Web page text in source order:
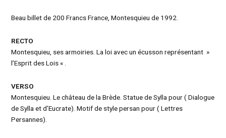
Beau billet de 200 Francs France, Montesquieu de 1992.
RECTO
Montesquieu, ses armoiries. La loi avec un écusson représentant »
l’Esprit des Lois « .
VERSO
Montesquieu. Le château de la Brède. Statue de Sylla pour ( Dialogue
de Sylla et d’Eucrate). Motif de style persan pour ( Lettres
Persannes).